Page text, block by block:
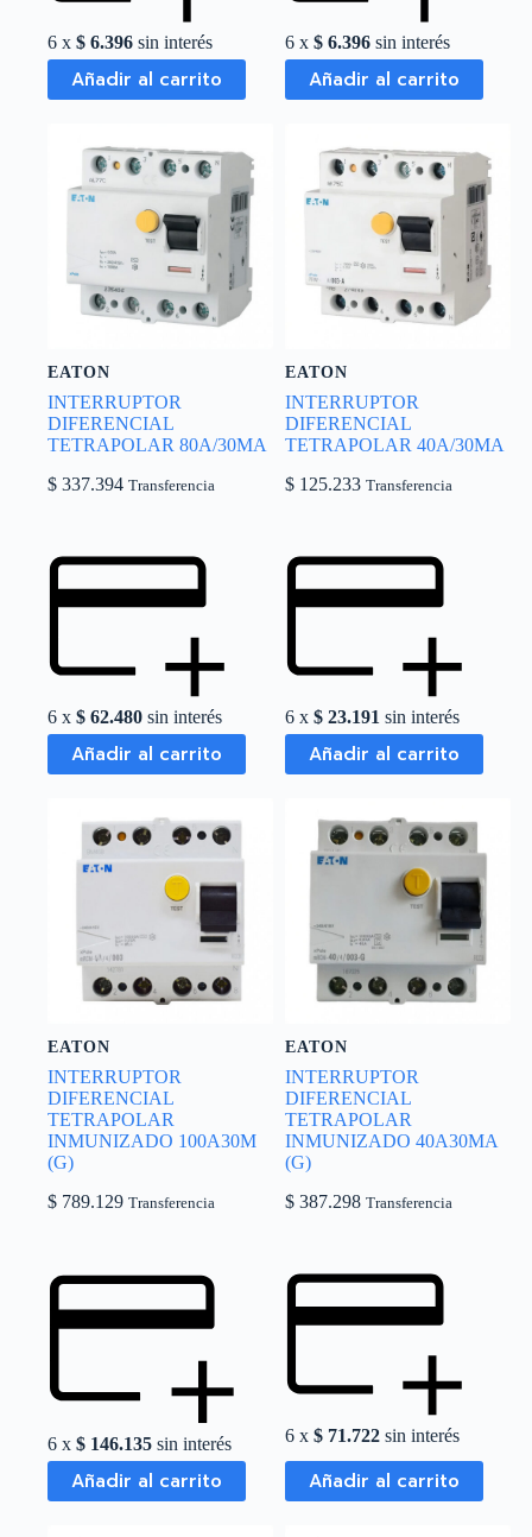
6 x $ 6.396 sin interés
Añadir al carrito
6 x$ 6.396 sin interés
Añadir al carrito
EATON
INTERRUPTOR
DIFERENCIAL
TETRAPOLAR 80A/30MA
$ 337.394 Transferencia
6 x $ 62.480 sin interés
Añadir al carrito
EATON
INTERRUPTOR
DIFERENCIAL
TETRAPOLAR 40A/30MA
$ 125.233 Transferencia
6 x$ 23.191 sin interés
Añadir al carrito
EATON
INTERRUPTOR
DIFERENCIAL
TETRAPOLAR
INMUNIZADO 100A30M
(G)
$ 789.129 Transferencia
6 x $ 146.135 sin interés
Añadir al carrito
EATON
INTERRUPTOR
DIFERENCIAL
TETRAPOLAR
INMUNIZADO 40A30MA
(G)
$ 387.298 Transferencia
6 x$ 71.722 sin interés
Añadir al carrito